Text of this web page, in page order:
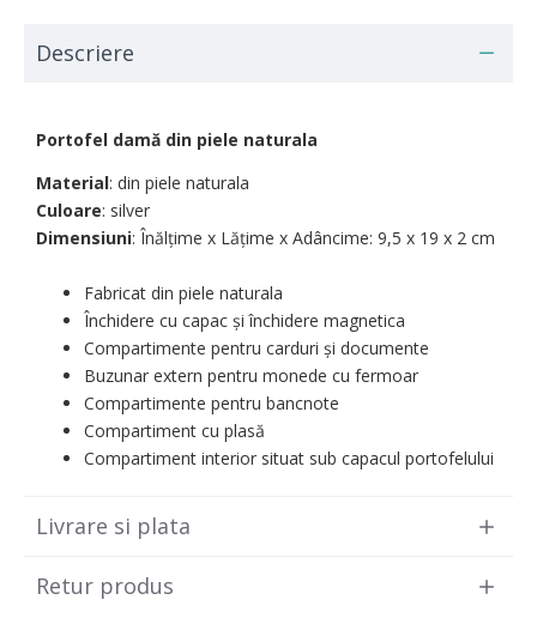
Descriere
Portofel damă din piele naturala
Material: din piele naturala
Culoare: silver
Dimensiuni: Înălțime x Lățime x Adâncime: 9,5 х 19 х 2 cm
Fabricat din piele naturala
Închidere cu capac și închidere magnetica
Compartimente pentru carduri și documente
Buzunar extern pentru monede cu fermoar
Compartimente pentru bancnote
Compartiment cu plasă
Compartiment interior situat sub capacul portofelului
Livrare si plata
Retur produs